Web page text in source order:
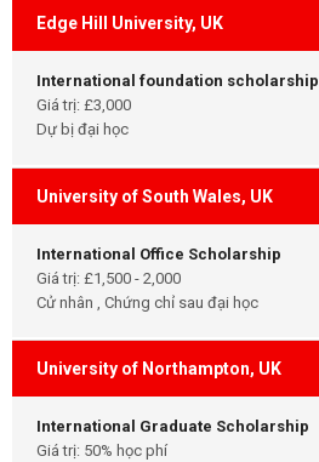
Edge Hill University, UK
International foundation scholarship
Giá trị: £3,000
Dự bị đại học
University of South Wales, UK
International Office Scholarship
Giá trị: £1,500 - 2,000
Cử nhân , Chứng chỉ sau đại học
University of Northampton, UK
International Graduate Scholarship
Giá trị: 50% học phí